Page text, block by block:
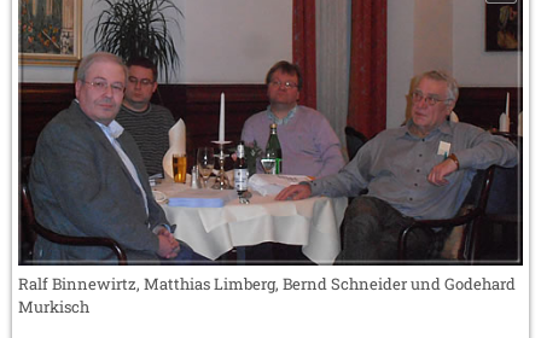
Ralf Binnewirtz, Matthias Limberg, Bernd Schneider und Godehard
Murkisch